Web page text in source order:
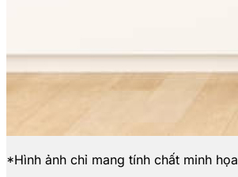
*Hình ảnh chỉ mang tính chất minh họa